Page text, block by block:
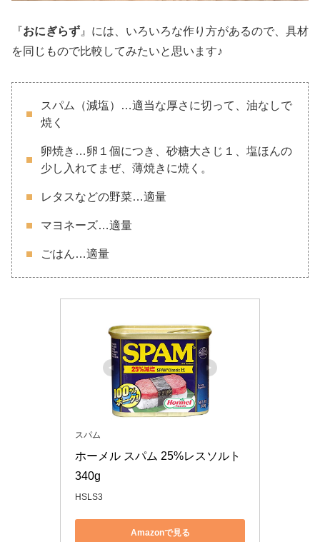
『おにぎらず 』には、いろいろな作り方があるので、具材
を同じもので比較してみたいと思います♪
スパム（減塩）…適当な厚さに切って、油なしで
焼く
卵焼き…卵１個につき、砂糖大さじ１、塩ほんの
少し入れてまぜ、薄焼きに焼く。
レタスなどの野菜…適量
マヨネーズ…適量
ごはん…適量
スパム
ホーメル スパム 25%レスソルト
340g
HSLS3
Amazonで見る